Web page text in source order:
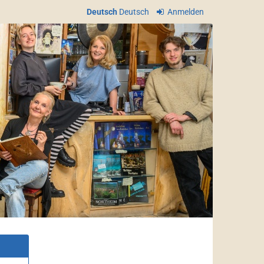
Deutsch Deutsch Anmelden